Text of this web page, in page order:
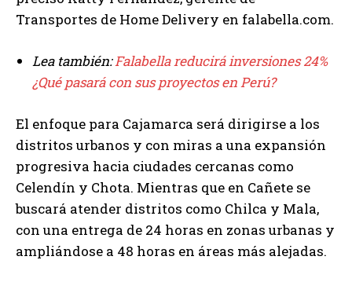
Transportes de Home Delivery en falabella.com.
Lea también:Falabella reducirá inversiones 24%
¿Qué pasará con sus proyectos en Perú?
El enfoque para Cajamarca será dirigirse a los
distritos urbanos y con miras a una expansión
progresiva hacia ciudades cercanas como
Celendín y Chota. Mientras que en Cañete se
buscará atender distritos como Chilca y Mala,
con una entrega de 24 horas en zonas urbanas y
ampliándose a 48 horas en áreas más alejadas.